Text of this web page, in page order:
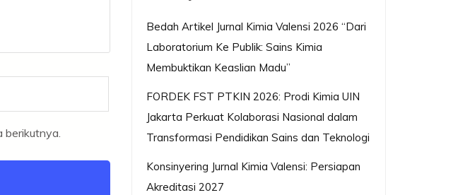
berikutnya.
Bedah Artikel Jurnal Kimia Valensi 2026 “Dari
Laboratorium Ke Publik: Sains Kimia
Membuktikan Keaslian Madu”
FORDEK FST PTKIN 2026: Prodi Kimia UIN
Jakarta Perkuat Kolaborasi Nasional dalam
Transformasi Pendidikan Sains dan Teknologi
Konsinyering Jurnal Kimia Valensi: Persiapan
Akreditasi 2027